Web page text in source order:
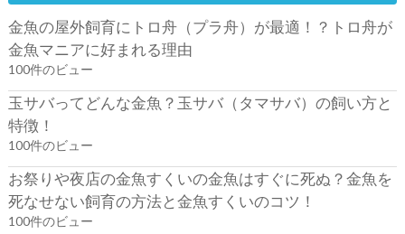
金魚の屋外飼育にトロ舟（プラ舟）が最適！？トロ舟が
金魚マニアに好まれる理由
100件のビュー
玉サバってどんな金魚？玉サバ（タマサバ）の飼い方と
特徴！
100件のビュー
お祭りや夜店の金魚すくいの金魚はすぐに死ぬ？金魚を
死なせない飼育の方法と金魚すくいのコツ！
100件のビュー